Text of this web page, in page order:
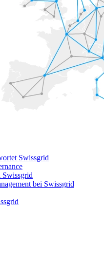
Swissgrid
Swissgrid
bei Swissgrid